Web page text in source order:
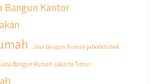
masuk List untuk Bangun
Di @qyusipersada
lanjut terkait program
Bangun Kantor
Jasa Bangun Rumah jabodetabek
Jasa Bangun Rumah Jakarta Timur